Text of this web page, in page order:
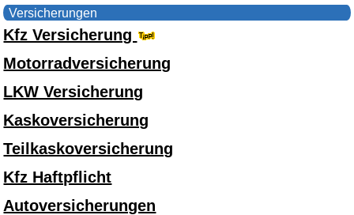
Versicherungen
Kfz Versicherung
Motorradversicherung
LKW Versicherung
Kaskoversicherung
Teilkaskoversicherung
Kfz Haftpflicht
Autoversicherungen